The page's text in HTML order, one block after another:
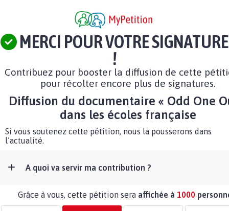
MERCI POUR VOTRE SIGNATURE
!
Contribuez pour booster la diffusion de cette
pour récolter encore plus de signatures.
Diffusion du documentaire « Odd One
dans les écoles française
Si vous soutenez cette pétition, nous la pousserons dans
l’actualité.
A quoi va servir ma contribution ?
Grâce à vous, cette pétition sera affichée à 1000